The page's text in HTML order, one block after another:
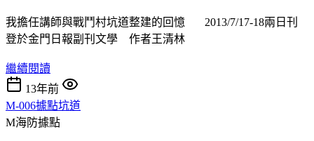
我擔任講師與戰鬥村坑道整建的回憶 2013/7/17-18兩日刊
登於金門日報副刊文學 作者王清林
繼續閱讀
13年前
M-006據點坑道
M海防據點